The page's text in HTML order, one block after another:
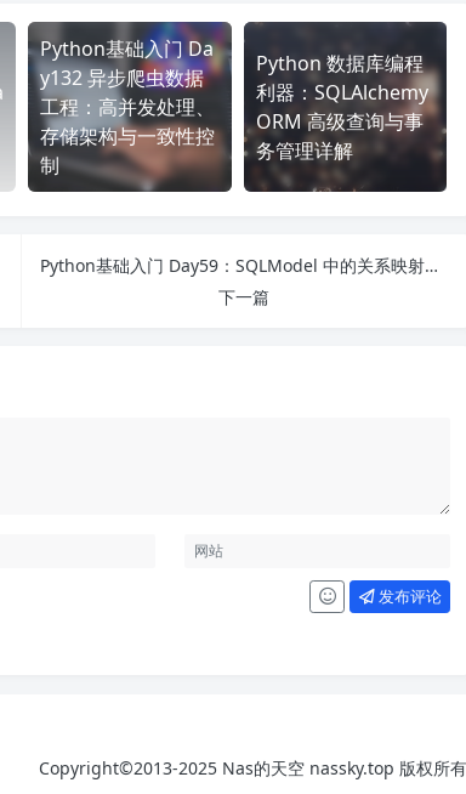
Python基础入门 Da
y132 异步爬虫数据
工程：高并发处理、
存储架构与一致性控
制
Python 数据库编程
利器：SQLAlchemy
ORM 高级查询与事
务管理详解
Python基础入门 Day59：SQLModel 中的关系映射（Relationship）
下一篇
发布评论
Copyright©2013-2025 Nas的天空 nassky.top 版权所有